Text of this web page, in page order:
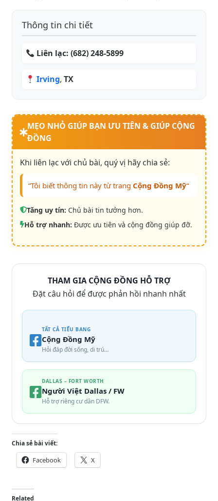
Thông tin chi tiết
Liên lạc:(682) 248-5899
Irving,TX
MẸO NHỎ GIÚP BẠN ƯU TIÊN & GIÚP CỘNG
ĐỒNG
Khi liên lạc với chủ bài, quý vị hãy chia sẻ:
“Tôi biết thông tin này từ trang Cộng Đồng Mỹ“
Tăng uy tín: Chủ bài tin tưởng hơn.
Hỗ trợ nhanh: Được ưu tiên và cộng đồng giúp đỡ.
THAM GIA CỘNG ĐỒNG HỖ TRỢ
Đặt câu hỏi để được phản hồi nhanh nhất
TẤT CẢ TIỂU BANG
Cộng Đồng Mỹ
Hỏi đáp đời sống, di trú…
DALLAS – FORT WORTH
Người Việt Dallas / FW
Hỗ trợ riêng cư dân DFW.
Chia sẻ bài viết:
Facebook X
Related